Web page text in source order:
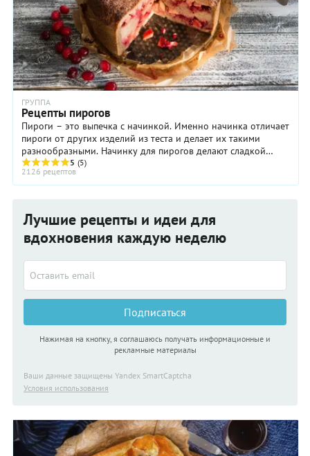
ГРУППА
Рецепты пирогов
Пироги – это выпечка с начинкой. Именно начинка отличает
пироги от других изделий из теста и делает их такими
разнообразными. Начинку для пирогов делают сладкой
(ягоды, фрукты, творог, мак) и несладкой (овощи, мясо,
рыба).Тесто для пирогов может быть дрожжевым (сдобным
или обычным), слоёным, песочным. Пироги бывают
шарлотка), полуоткрытыми (расстегай, эчпочмак), в виде
рулета (штрудель).
5 (5)
2126 рецептов
Лучшие рецепты и идеи для
вдохновения каждую неделю
Подписаться
Нажимая на кнопку, я соглашаюсь получать информационные и
рекламные материалы
Ваши данные защищены Yandex SmartCaptcha
Условия использования